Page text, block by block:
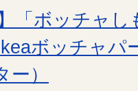
】「ボッチャ
ボッチャパ
）